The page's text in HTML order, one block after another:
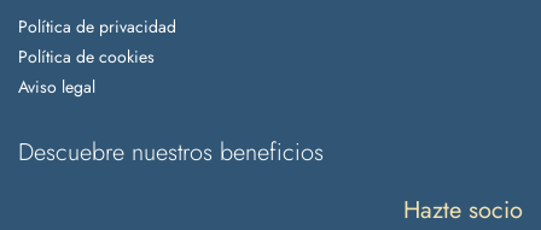
Política de privacidad
Política de cookies
Aviso legal
Descuebre nuestros beneficios
Hazte socio